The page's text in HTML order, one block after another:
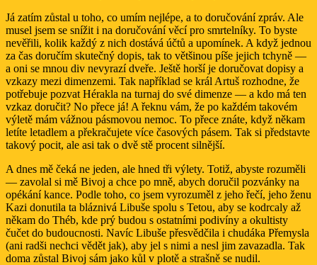
Já zatím zůstal u toho, co umím nejlépe, a to doručování zpráv. Ale
musel jsem se snížit i na doručování věcí pro smrtelníky. To byste
nevěřili, kolik každý z nich dostává účtů a upomínek. A když jednou
za čas doručím skutečný dopis, tak to většinou píše jejich tchyně —
a oni se mnou div nevyrazí dveře. Ještě horší je doručovat dopisy a
vzkazy mezi dimenzemi. Tak například se král Artuš rozhodne, že
potřebuje pozvat Hérakla na turnaj do své dimenze — a kdo má ten
vzkaz doručit? No přece já! A řeknu vám, že po každém takovém
výletě mám vážnou pásmovou nemoc. To přece znáte, když někam
letíte letadlem a překračujete více časových pásem. Tak si představte
takový pocit, ale asi tak o dvě stě procent silnější.
A dnes mě čeká ne jeden, ale hned tři výlety. Totiž, abyste rozuměli
— zavolal si mě Bivoj a chce po mně, abych doručil pozvánky na
opékání kance. Podle toho, co jsem vyrozuměl z jeho řečí, jeho ženu
Kazi donutila ta bláznivá Libuše spolu s Tetou, aby se kodrcaly až
někam do Théb, kde prý budou s ostatními podivíny a okultisty
čučet do budoucnosti. Navíc Libuše přesvědčila i chudáka Přemysla
(ani radši nechci vědět jak), aby jel s nimi a nesl jim zavazadla. Tak
doma zůstal Bivoj sám jako kůl v plotě a strašně se nudil.